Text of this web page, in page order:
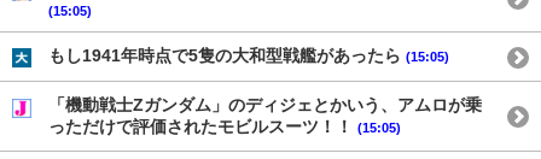
(15:05)
もし1941年時点で5隻の大和型戦艦があったら (15:05)
「機動戦士Ζガンダム」のディジェとかいう、アムロが乗
っただけで評価されたモビルスーツ！！
(15:05)